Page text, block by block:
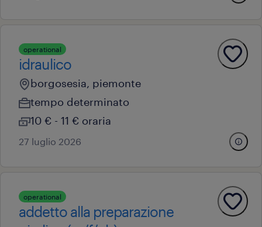
operational
idraulico
borgosesia, piemonte
tempo determinato
10 € - 11 € oraria
27 luglio 2026
operational
addetto alla preparazione